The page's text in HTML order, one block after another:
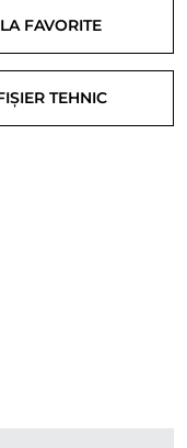
LA FAVORITE
TEHNIC